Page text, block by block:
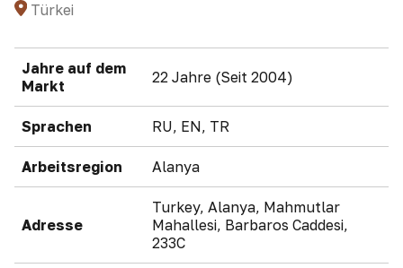
Türkei
Jahre auf dem
Markt
22 Jahre (Seit 2004)
Sprachen RU, EN, TR
Arbeitsregion Alanya
Adresse
Turkey, Alanya, Mahmutlar
Mahallesi, Barbaros Caddesi,
233C